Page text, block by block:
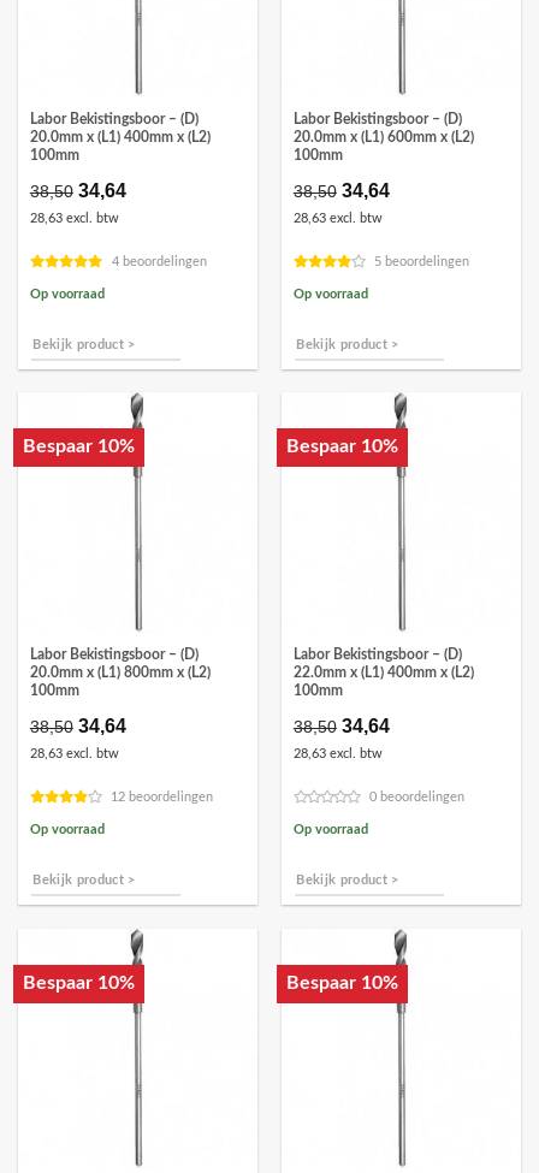
Labor Bekistingsboor – (D)
20.0mm x (L1) 400mm x (L2)
100mm
38,50 Oorspronkelijke
prijs
was:
34,64Huidige
28,63 excl. btw
4 beoordelingen
Op voorraad
Bekijk product >
Labor Bekistingsboor – (D)
20.0mm x (L1) 600mm x (L2)
100mm
38,50 Oorspronkelijke
prijs
was:
34,64Huidige
28,63 excl. btw
5 beoordelingen
Op voorraad
Bekijk product >
Bespaar 10%
Labor Bekistingsboor – (D)
20.0mm x (L1) 800mm x (L2)
100mm
38,50 Oorspronkelijke
prijs
was:
34,64Huidige
28,63 excl. btw
12 beoordelingen
Op voorraad
Bekijk product >
Bespaar 10%
Labor Bekistingsboor – (D)
22.0mm x (L1) 400mm x (L2)
100mm
38,50 Oorspronkelijke
prijs
was:
34,64Huidige
28,63 excl. btw
0 beoordelingen
Op voorraad
Bekijk product >
Bespaar 10% Bespaar 10%